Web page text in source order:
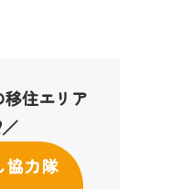
住エリア
力隊